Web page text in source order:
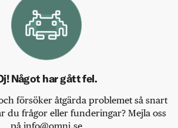
Något har gått fel.
försöker åtgärda problemet så snart
du frågor eller funderingar? Mejla oss